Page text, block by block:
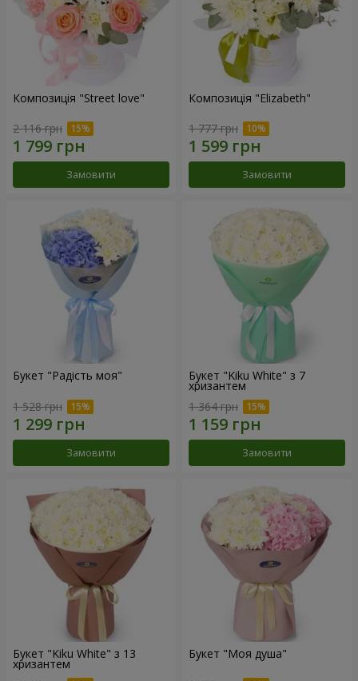
Композиція "Street love"
2 116 грн
Замовити
Композиція "Elizabeth"
1 777 грн
Замовити
Букет "Радість моя"
1 528 грн
Замовити
Букет "Kiku White" з 7
хризантем
1 364 грн
Замовити
Букет "Kiku White" з 13
хризантем
Букет "Моя душа"